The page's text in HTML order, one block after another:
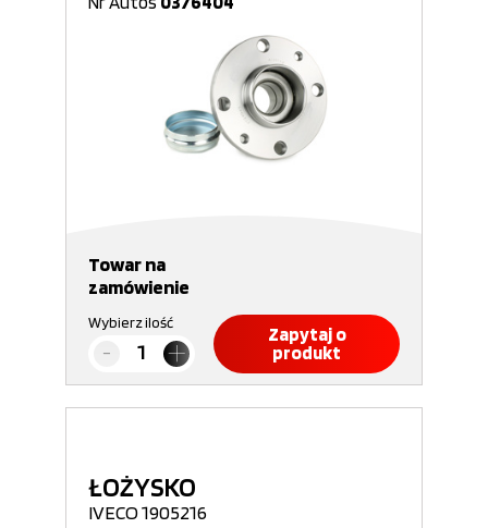
Towar na
zamówienie
Wybierz ilość
Zapytaj o
produkt
ŁOŻYSKO
IVECO 1905216